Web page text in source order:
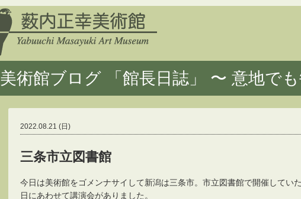
美術館ブログ 「館長日誌」 〜 意地で
2022.08.21 (日)
三条市立図書館
今日は美術館をゴメンナサイして新潟は三条市。市立図書館で開催してい
日にあわせて講演会がありました。